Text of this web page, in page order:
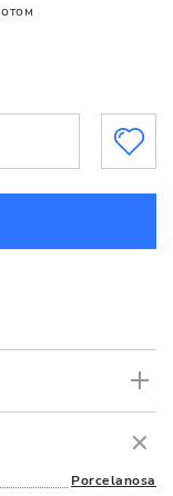
Porcelanosa